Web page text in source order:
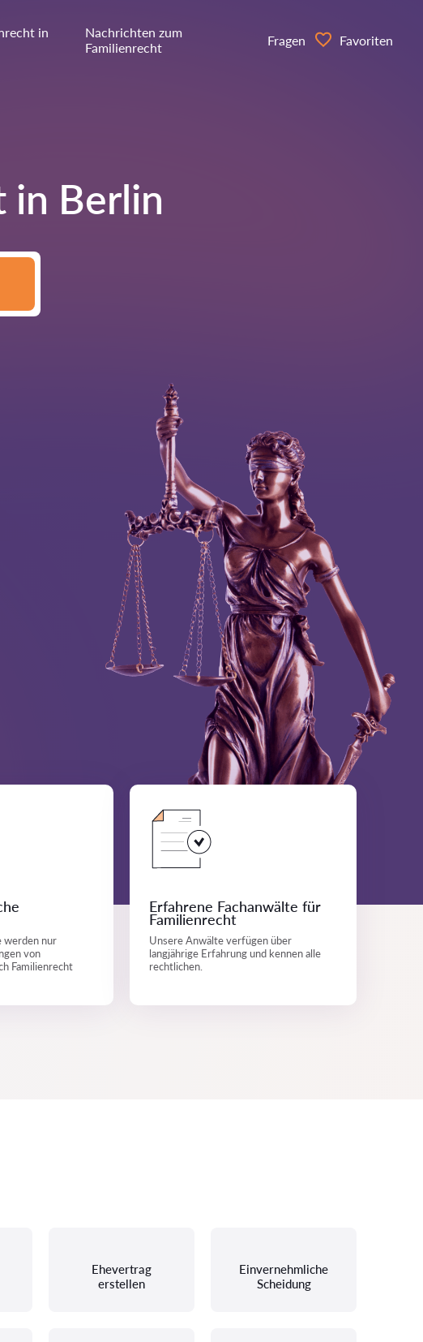
in
Nachrichten zum
Familienrecht
Fragen Favoriten
in Berlin
werden nur
von
Familienrecht
Erfahrene Fachanwälte für
Familienrecht
Unsere Anwälte verfügen über
langjährige Erfahrung und kennen alle
rechtlichen.
Ehevertrag
erstellen
Einvernehmliche
Scheidung